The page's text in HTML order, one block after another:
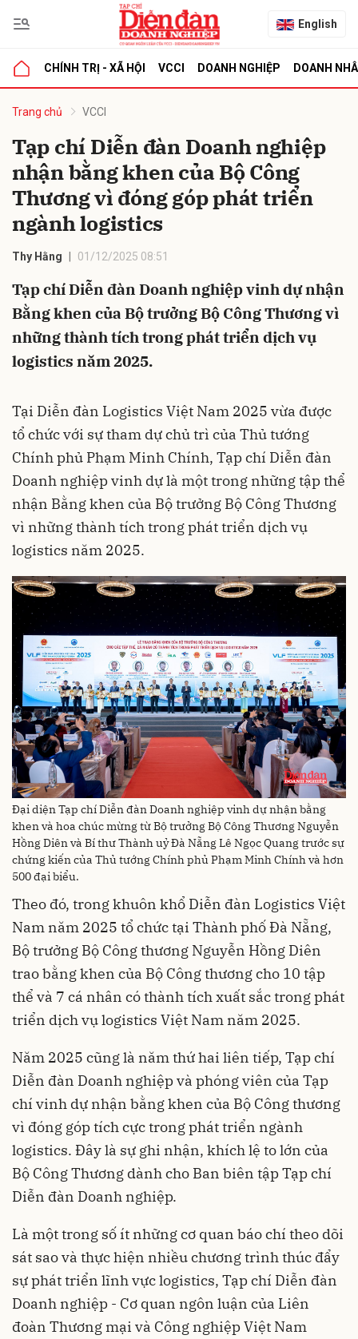
English
CHÍNH TRỊ - XÃ HỘI VCCI DOANH NGHIỆP DOANH
Trang chủ VCCI
Tạp chí Diễn đàn Doanh nghiệp
nhận bằng khen của Bộ Công
Thương vì đóng góp phát triển
ngành logistics
Thy Hằng 01/12/2025 08:51
Tạp chí Diễn đàn Doanh nghiệp vinh dự nhận
Bằng khen của Bộ trưởng Bộ Công Thương vì
những thành tích trong phát triển dịch vụ
logistics năm 2025.
Tại Diễn đàn Logistics Việt Nam 2025 vừa được
tổ chức với sự tham dự chủ trì của Thủ tướng
Chính phủ Phạm Minh Chính, Tạp chí Diễn đàn
Doanh nghiệp vinh dự là một trong những tập thể
nhận Bằng khen của Bộ trưởng Bộ Công Thương
vì những thành tích trong phát triển dịch vụ
logistics năm 2025.
Đại diện Tạp chí Diễn đàn Doanh nghiệp vinh dự nhận bằng
khen và hoa chúc mừng từ Bộ trưởng Bộ Công Thương Nguyễn
Hồng Diên và Bí thư Thành uỷ Đà Nẵng Lê Ngọc Quang trước sự
chứng kiến của Thủ tướng Chính phủ Phạm Minh Chính và hơn
500 đại biểu.
Theo đó, trong khuôn khổ Diễn đàn Logistics Việt
Nam năm 2025 tổ chức tại Thành phố Đà Nẵng,
Bộ trưởng Bộ Công thương Nguyễn Hồng Diên
trao bằng khen của Bộ Công thương cho 10 tập
thể và 7 cá nhân có thành tích xuất sắc trong phát
triển dịch vụ logistics Việt Nam năm 2025.
Năm 2025 cũng là năm thứ hai liên tiếp, Tạp chí
Diễn đàn Doanh nghiệp và phóng viên của Tạp
chí vinh dự nhận bằng khen của Bộ Công thương
vì đóng góp tích cực trong phát triển ngành
logistics. Đây là sự ghi nhận, khích lệ to lớn của
Bộ Công Thương dành cho Ban biên tập Tạp chí
Diễn đàn Doanh nghiệp.
Là một trong số ít những cơ quan báo chí theo dõi
sát sao và thực hiện nhiều chương trình thúc đẩy
sự phát triển lĩnh vực logistics, Tạp chí Diễn đàn
Doanh nghiệp - Cơ quan ngôn luận của Liên
đoàn Thương mại và Công nghiệp Việt Nam
luận